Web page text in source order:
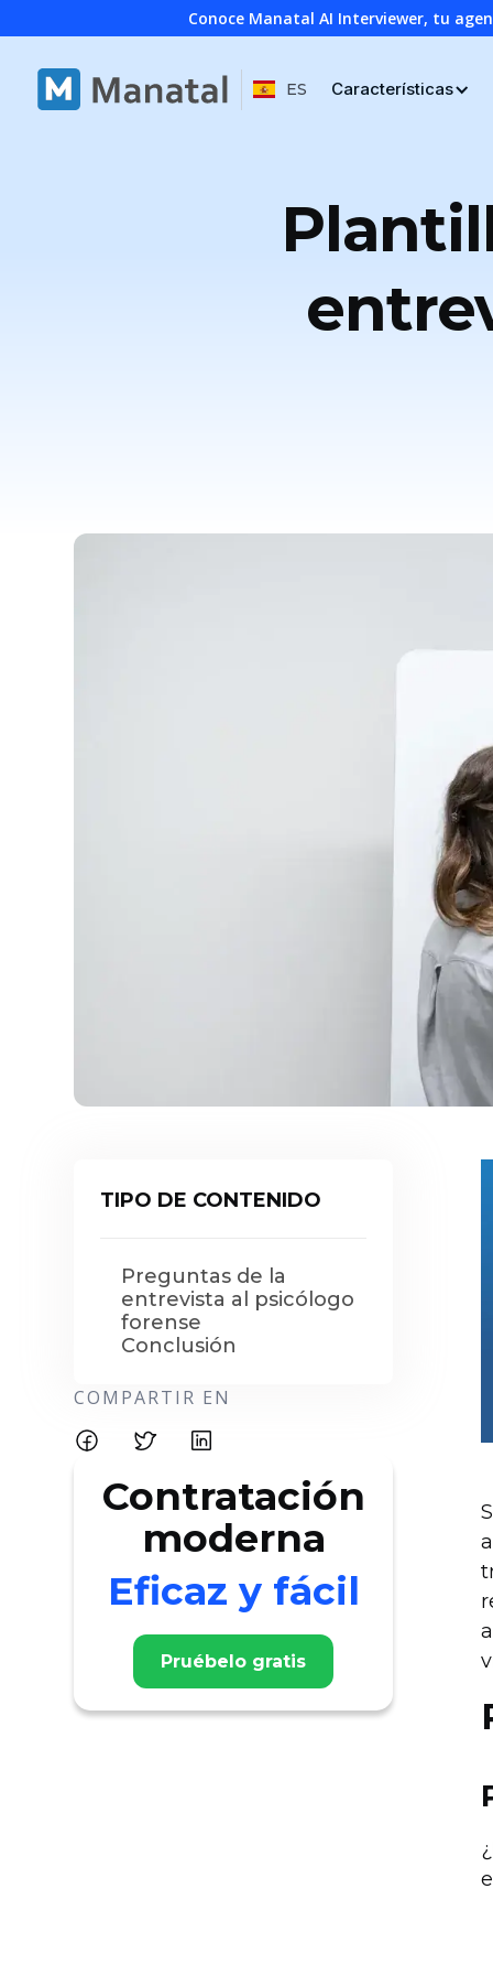
Conoce Manatal AI Interviewer, tu
ES Características
TIPO DE CONTENIDO
Preguntas de la
entrevista al psicólogo
forense
Conclusión
COMPARTIR EN
Contratación
moderna
Eficaz y fácil
Pruébelo gratis